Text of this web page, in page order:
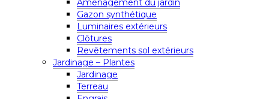
Aménagement du jardin
Gazon synthétique
Luminaires extérieurs
Clôtures
Revêtements sol extérieurs
Jardinage – Plantes
Jardinage
Terreau